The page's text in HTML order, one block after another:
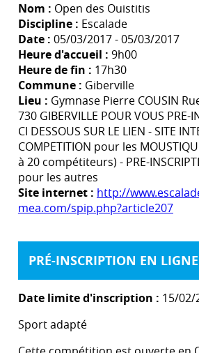
Nom : Open des Ouistitis
Discipline : Escalade
Date : 05/03/2017 - 05/03/2017
Heure d'accueil : 9h00
Heure de fin : 17h30
Commune : Giberville
Lieu : Gymnase Pierre COUSIN
730 GIBERVILLE POUR VOUS PRE-
CI DESSOUS SUR LE LIEN - SITE
COMPETITION pour les
à 20 compétiteurs) - PRE-
pour les autres
Site internet : http://
mea.com/spip.php?article207
PRÉ-INSCRIPTION EN LIGNE
Date limite d'inscription : 15/02/
Sport adapté